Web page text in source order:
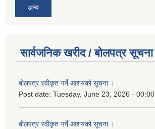
अन्य
सार्वजनिक खरीद / बोलपत्र सूचना
बोलपत्र स्वीकृत गर्ने आशयको सूचना ।
Post date: Tuesday, June 23, 2026 - 00:00
बोलपत्र स्वीकृत गर्ने आशयको सूचना ।